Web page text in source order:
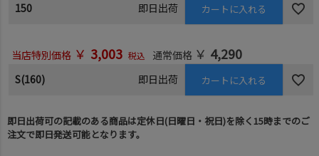
150 即日出荷 カートに入れる
当店特別価格 ￥ 3,003 税込 通常価格 ￥ 4,290
S(160) 即日出荷 カートに入れる
即日出荷可の記載のある商品は定休日(日曜日・祝日)を除く15時までのご
注文で即日発送可能となります。